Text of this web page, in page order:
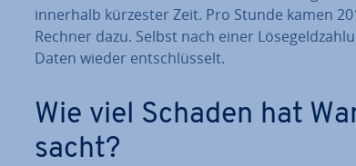
innerhalb kürzester Zeit. Pro Stunde kamen
Rechner dazu. Selbst nach einer
Daten wieder ent­schlüs­selt.
Wie viel Schaden hat
sacht?